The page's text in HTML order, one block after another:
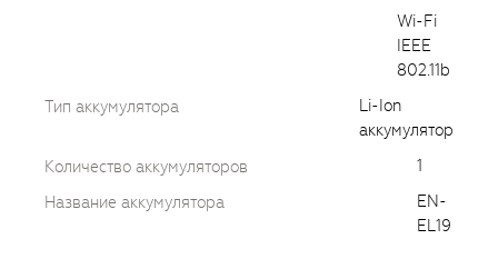
Wi-Fi
IEEE
802.11b
Тип аккумулятора
Li-Ion
аккумулятор
Количество аккумуляторов
1
Название аккумулятора
EN-
EL19